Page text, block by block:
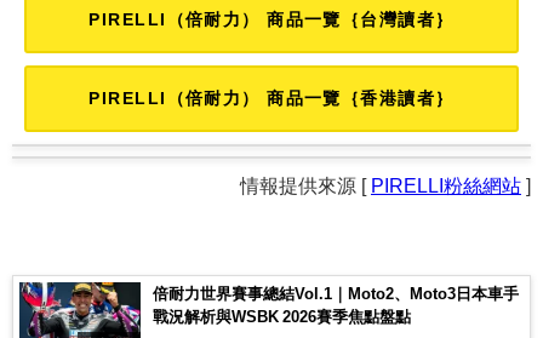
PIRELLI（倍耐力） 商品一覽｛台灣讀者｝
PIRELLI（倍耐力） 商品一覽｛香港讀者｝
情報提供來源 [ PIRELLI粉絲網站 ]
倍耐力世界賽事總結Vol.1｜Moto2、Moto3日本車手
戰況解析與WSBK 2026賽季焦點盤點